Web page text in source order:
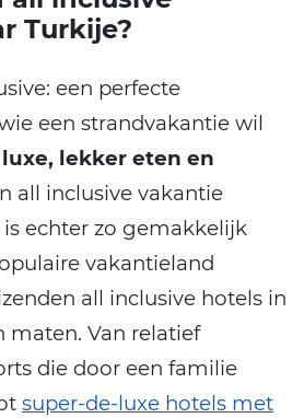
Turkije?
een perfecte
een strandvakantie wil
luxe, lekker eten en
all inclusive vakantie
echter zo gemakkelijk
vakantieland
all inclusive hotels in
maten. Van relatief
die door een familie
super-de-luxe hotels met